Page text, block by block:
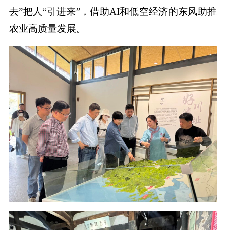
去”把人“引进来”，借助AI和低空经济的东风助推
农业高质量发展。